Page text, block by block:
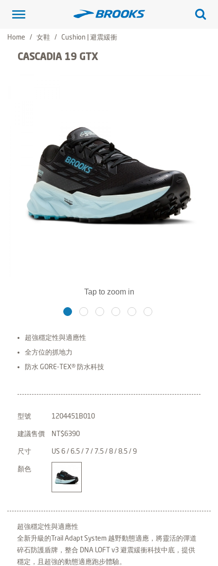
Toggle
Home
女鞋 Cushion | 避震緩衝
CASCADIA 19 GTX
超強穩定性與適應性
全方位的抓地力
防水 GORE-TEX® 防水科技
型號 1204451B010
建議售價 NT$6390
尺寸 US 6 / 6.5 / 7 / 7.5 / 8 / 8.5 / 9
顏色
超強穩定性與適應性
全新升級的Trail Adapt System 越野動態適應，將靈活的彈道
碎石防護盾牌，整合 DNA LOFT v3 避震緩衝科技中底，提供
穩定，且超強的動態適應跑步體驗。